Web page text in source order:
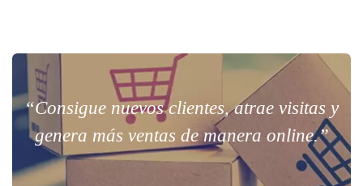
“Consigue nuevos clientes, atrae visitas y
genera más ventas de manera online.”